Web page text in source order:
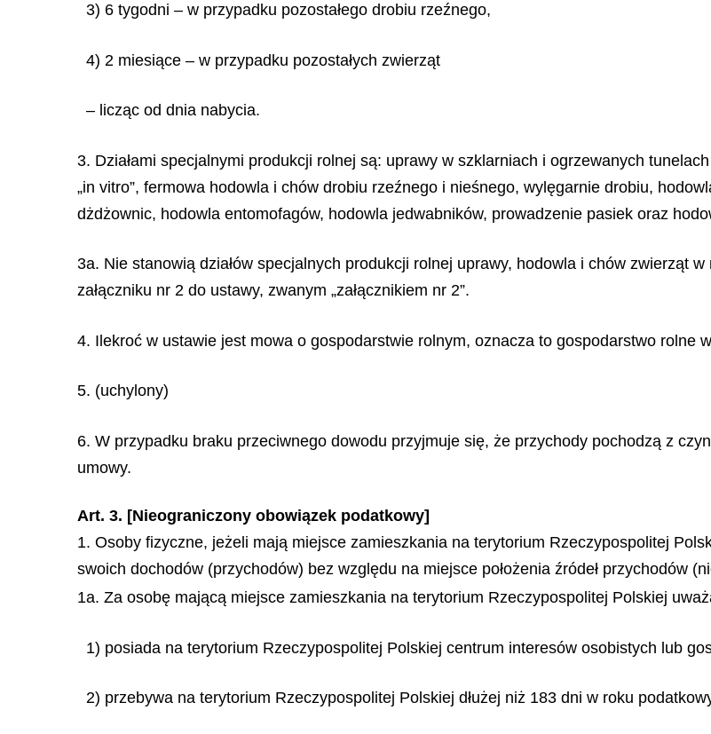
3) 6 tygodni – w przypadku pozostałego drobiu rzeźnego,
4) 2 miesiące – w przypadku pozostałych zwierząt
– licząc od dnia nabycia.
3. Działami specjalnymi produkcji rolnej są: uprawy w szklarniach i ogrzewanych
„in vitro”, fermowa hodowla i chów drobiu rzeźnego i nieśnego, wylęgarnie drobiu,
dżdżownic, hodowla entomofagów, hodowla jedwabników, prowadzenie pasiek oraz
3a. Nie stanowią działów specjalnych produkcji rolnej uprawy, hodowla i chów zwierząt
załączniku nr 2 do ustawy, zwanym „załącznikiem nr 2”.
4. Ilekroć w ustawie jest mowa o gospodarstwie rolnym, oznacza to gospodarstwo rolne
5. (uchylony)
6. W przypadku braku przeciwnego dowodu przyjmuje się, że przychody pochodzą z
umowy.
Art. 3. [Nieograniczony obowiązek podatkowy]
1. Osoby fizyczne, jeżeli mają miejsce zamieszkania na terytorium Rzeczypospolitej
swoich dochodów (przychodów) bez względu na miejsce położenia źródeł przychodów
1a. Za osobę mającą miejsce zamieszkania na terytorium Rzeczypospolitej Polskiej
1) posiada na terytorium Rzeczypospolitej Polskiej centrum interesów osobistych lub
2) przebywa na terytorium Rzeczypospolitej Polskiej dłużej niż 183 dni w roku